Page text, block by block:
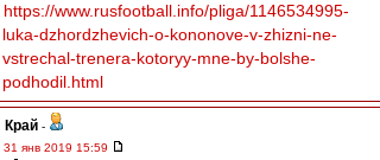
https://www.rusfootball.info/pliga/1146534995-
luka-dzhordzhevich-o-kononove-v-zhizni-ne-
vstrechal-trenera-kotoryy-mne-by-bolshe-
podhodil.html
Край -
31 янв 2019 15:59